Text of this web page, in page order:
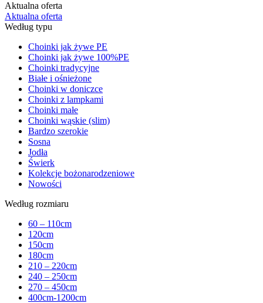
Aktualna oferta
Aktualna oferta
Według typu
Choinki jak żywe PE
Choinki jak żywe 100%PE
Choinki tradycyjne
Białe i ośnieżone
Choinki w doniczce
Choinki z lampkami
Choinki małe
Choinki wąskie (slim)
Bardzo szerokie
Sosna
Jodła
Świerk
Kolekcje bożonarodzeniowe
Nowości
Według rozmiaru
60 – 110cm
120cm
150cm
180cm
210 – 220cm
240 – 250cm
270 – 450cm
400cm-1200cm